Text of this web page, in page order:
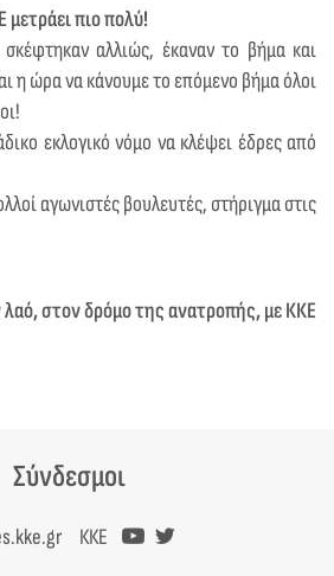
πιο πολύ!
σκέφτηκαν αλλιώς, έκαναν το βήμα και
η ώρα να κάνουμε το επόμενο βήμα όλοι
εκλογικό νόμο να κλέψει έδρες από
αγωνιστές βουλευτές, στήριγμα στις
στον δρόμο της ανατροπής, με ΚΚΕ
Σύνδεσμοι
ΚΚΕ